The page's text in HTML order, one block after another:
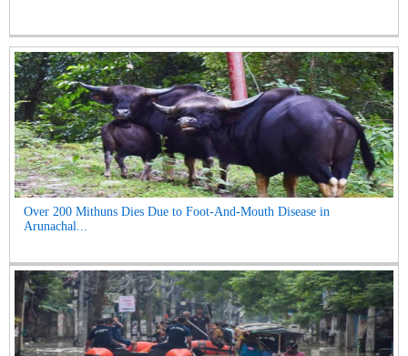
Over 200 Mithuns Dies Due to Foot-And-Mouth Disease in
Arunachal...